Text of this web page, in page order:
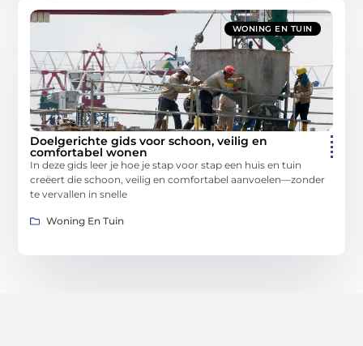
WONING EN TUIN
Doelgerichte gids voor schoon, veilig en
comfortabel wonen
In deze gids leer je hoe je stap voor stap een huis en tuin
creëert die schoon, veilig en comfortabel aanvoelen—zonder
te vervallen in snelle
Woning En Tuin